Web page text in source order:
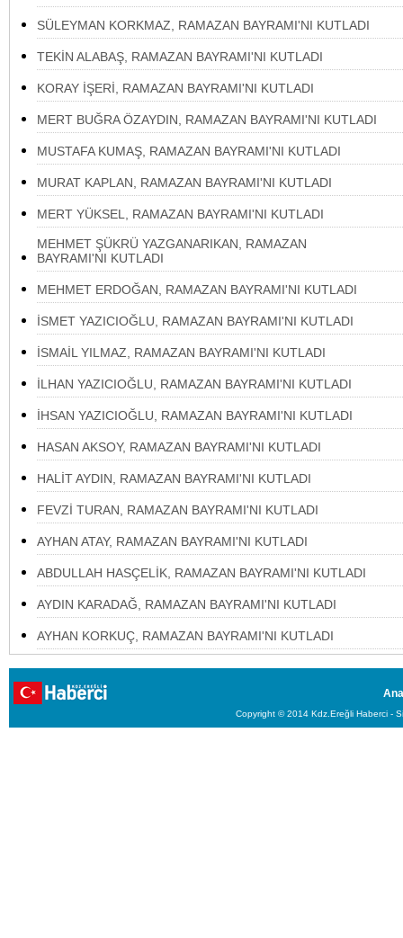
SÜLEYMAN KORKMAZ, RAMAZAN BAYRAMI'NI KUTLADI
TEKİN ALABAŞ, RAMAZAN BAYRAMI'NI KUTLADI
KORAY İŞERİ, RAMAZAN BAYRAMI'NI KUTLADI
MERT BUĞRA ÖZAYDIN, RAMAZAN BAYRAMI'NI KUTLADI
MUSTAFA KUMAŞ, RAMAZAN BAYRAMI'NI KUTLADI
MURAT KAPLAN, RAMAZAN BAYRAMI'NI KUTLADI
MERT YÜKSEL, RAMAZAN BAYRAMI'NI KUTLADI
MEHMET ŞÜKRÜ YAZGANARIKAN, RAMAZAN
BAYRAMI'NI KUTLADI
MEHMET ERDOĞAN, RAMAZAN BAYRAMI'NI KUTLADI
İSMET YAZICIOĞLU, RAMAZAN BAYRAMI'NI KUTLADI
İSMAİL YILMAZ, RAMAZAN BAYRAMI'NI KUTLADI
İLHAN YAZICIOĞLU, RAMAZAN BAYRAMI'NI KUTLADI
İHSAN YAZICIOĞLU, RAMAZAN BAYRAMI'NI KUTLADI
HASAN AKSOY, RAMAZAN BAYRAMI'NI KUTLADI
HALİT AYDIN, RAMAZAN BAYRAMI'NI KUTLADI
FEVZİ TURAN, RAMAZAN BAYRAMI'NI KUTLADI
AYHAN ATAY, RAMAZAN BAYRAMI'NI KUTLADI
ABDULLAH HASÇELİK, RAMAZAN BAYRAMI'NI KUTLADI
AYDIN KARADAĞ, RAMAZAN BAYRAMI'NI KUTLADI
AYHAN KORKUÇ, RAMAZAN BAYRAMI'NI KUTLADI
Copyright © 2014 Kdz.Ereğli Haberci -